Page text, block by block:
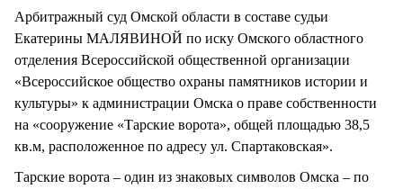
Арбитражный суд Омской области в составе судьи
Екатерины МАЛЯВИНОЙ по иску Омского областного
отделения Всероссийской общественной организации
«Всероссийское общество охраны памятников истории и
культуры» к администрации Омска о праве собственности
на «сооружение «Тарские ворота», общей площадью 38,5
кв.м, расположенное по адресу ул. Спартаковская».
Тарские ворота – один из знаковых символов Омска – по